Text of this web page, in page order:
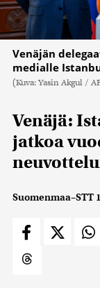
Venäjän
medialle
(Kuva: Yasin Akgul /
Venäjä:
jatkoa
Suomenmaa–STT